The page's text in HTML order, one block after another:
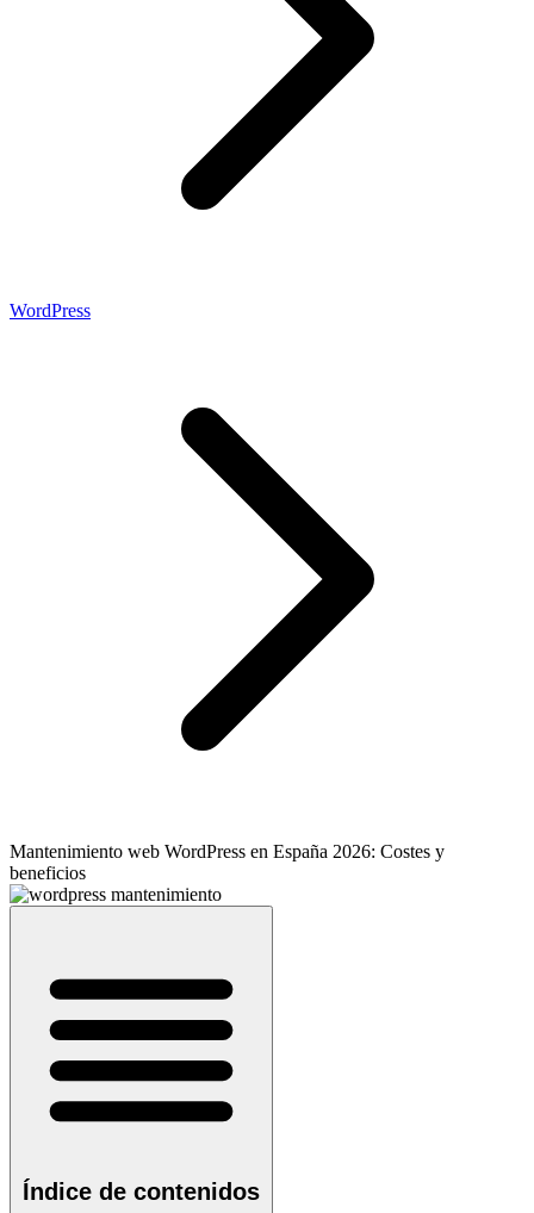
WordPress
Mantenimiento web WordPress en España 2026: Costes y
beneficios
Índice de contenidos